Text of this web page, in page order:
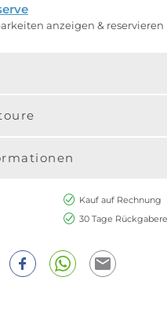
anzeigen & reservieren
Kauf auf Rechnung
30 Tage